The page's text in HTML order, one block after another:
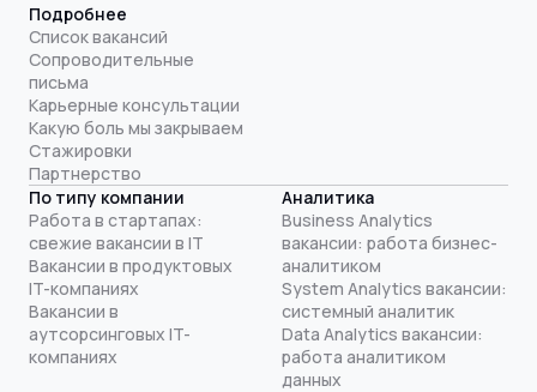
Подробнее
Список вакансий
Сопроводительные
письма
Карьерные консультации
Какую боль мы закрываем
Стажировки
Партнерство
По типу компании
Работа в стартапах:
свежие вакансии в IT
Вакансии в продуктовых
IT-компаниях
Вакансии в
аутсорсинговых IT-
компаниях
Аналитика
Business Analytics
вакансии: работа бизнес-
аналитиком
System Analytics вакансии:
системный аналитик
Data Analytics вакансии:
работа аналитиком
данных